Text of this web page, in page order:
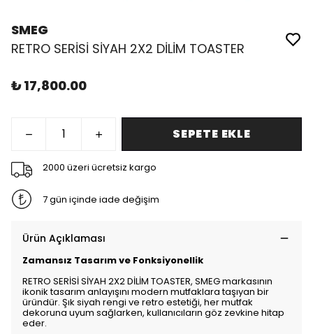
SMEG
RETRO SERİSİ SİYAH 2X2 DİLİM TOASTER
₺ 17,800.00
SEPETE EKLE
2000 üzeri ücretsiz kargo
7 gün içinde iade değişim
Ürün Açıklaması
Zamansız Tasarım ve Fonksiyonellik
RETRO SERİSİ SİYAH 2X2 DİLİM TOASTER, SMEG markasının
ikonik tasarım anlayışını modern mutfaklara taşıyan bir
üründür. Şık siyah rengi ve retro estetiği, her mutfak
dekoruna uyum sağlarken, kullanıcıların göz zevkine hitap
eder.